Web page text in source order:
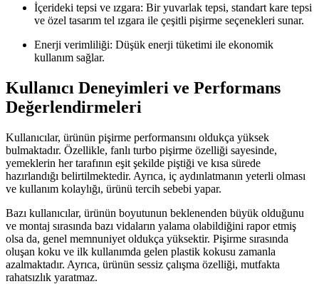
İçerideki tepsi ve ızgara: Bir yuvarlak tepsi, standart kare tepsi
ve özel tasarım tel ızgara ile çeşitli pişirme seçenekleri sunar.
Enerji verimliliği: Düşük enerji tüketimi ile ekonomik
kullanım sağlar.
Kullanıcı Deneyimleri ve Performans
Değerlendirmeleri
Kullanıcılar, ürünün pişirme performansını oldukça yüksek
bulmaktadır. Özellikle, fanlı turbo pişirme özelliği sayesinde,
yemeklerin her tarafının eşit şekilde piştiği ve kısa sürede
hazırlandığı belirtilmektedir. Ayrıca, iç aydınlatmanın yeterli olması
ve kullanım kolaylığı, ürünü tercih sebebi yapar.
Bazı kullanıcılar, ürünün boyutunun beklenenden büyük olduğunu
ve montaj sırasında bazı vidaların yalama olabildiğini rapor etmiş
olsa da, genel memnuniyet oldukça yüksektir. Pişirme sırasında
oluşan koku ve ilk kullanımda gelen plastik kokusu zamanla
azalmaktadır. Ayrıca, ürünün sessiz çalışma özelliği, mutfakta
rahatsızlık yaratmaz.